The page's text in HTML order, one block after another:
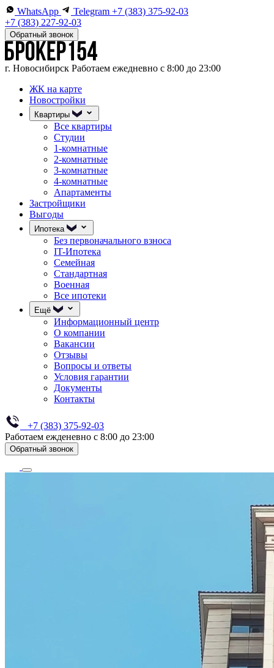
WhatsApp Telegram +7 (383) 375-92-03
+7 (383) 227-92-03
Обратный звонок
г. Новосибирск Работаем ежедневно с 8:00 до 23:00
ЖК на карте
Новостройки
Квартиры
Все квартиры
Студии
1-комнатные
2-комнатные
3-комнатные
4-комнатные
Апартаменты
Застройщики
Выгоды
Ипотека
Без первоначального взноса
IT-Ипотека
Семейная
Стандартная
Военная
Все ипотеки
Ещё
Информационный центр
О компании
Вакансии
Отзывы
Вопросы и ответы
Условия гарантии
Документы
Контакты
+7 (383) 375-92-03
Работаем ежденевно с 8:00 до 23:00
Обратный звонок